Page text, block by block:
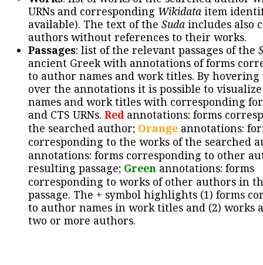
URNs and corresponding Wikidata item
available). The text of the Suda includes also
authors without references to their works.
Passages: list of the relevant passages of the
ancient Greek with annotations of forms
to author names and work titles. By hovering
over the annotations it is possible to
names and work titles with corresponding
and CTS URNs. Redannotations: forms
the searched author; Orange annotations:
corresponding to the works of the searched
annotations: forms corresponding to other
resulting passage; Green annotations: forms
corresponding to works of other authors in
passage. The + symbol highlights (1) forms
to author names in work titles and (2) works
two or more authors.